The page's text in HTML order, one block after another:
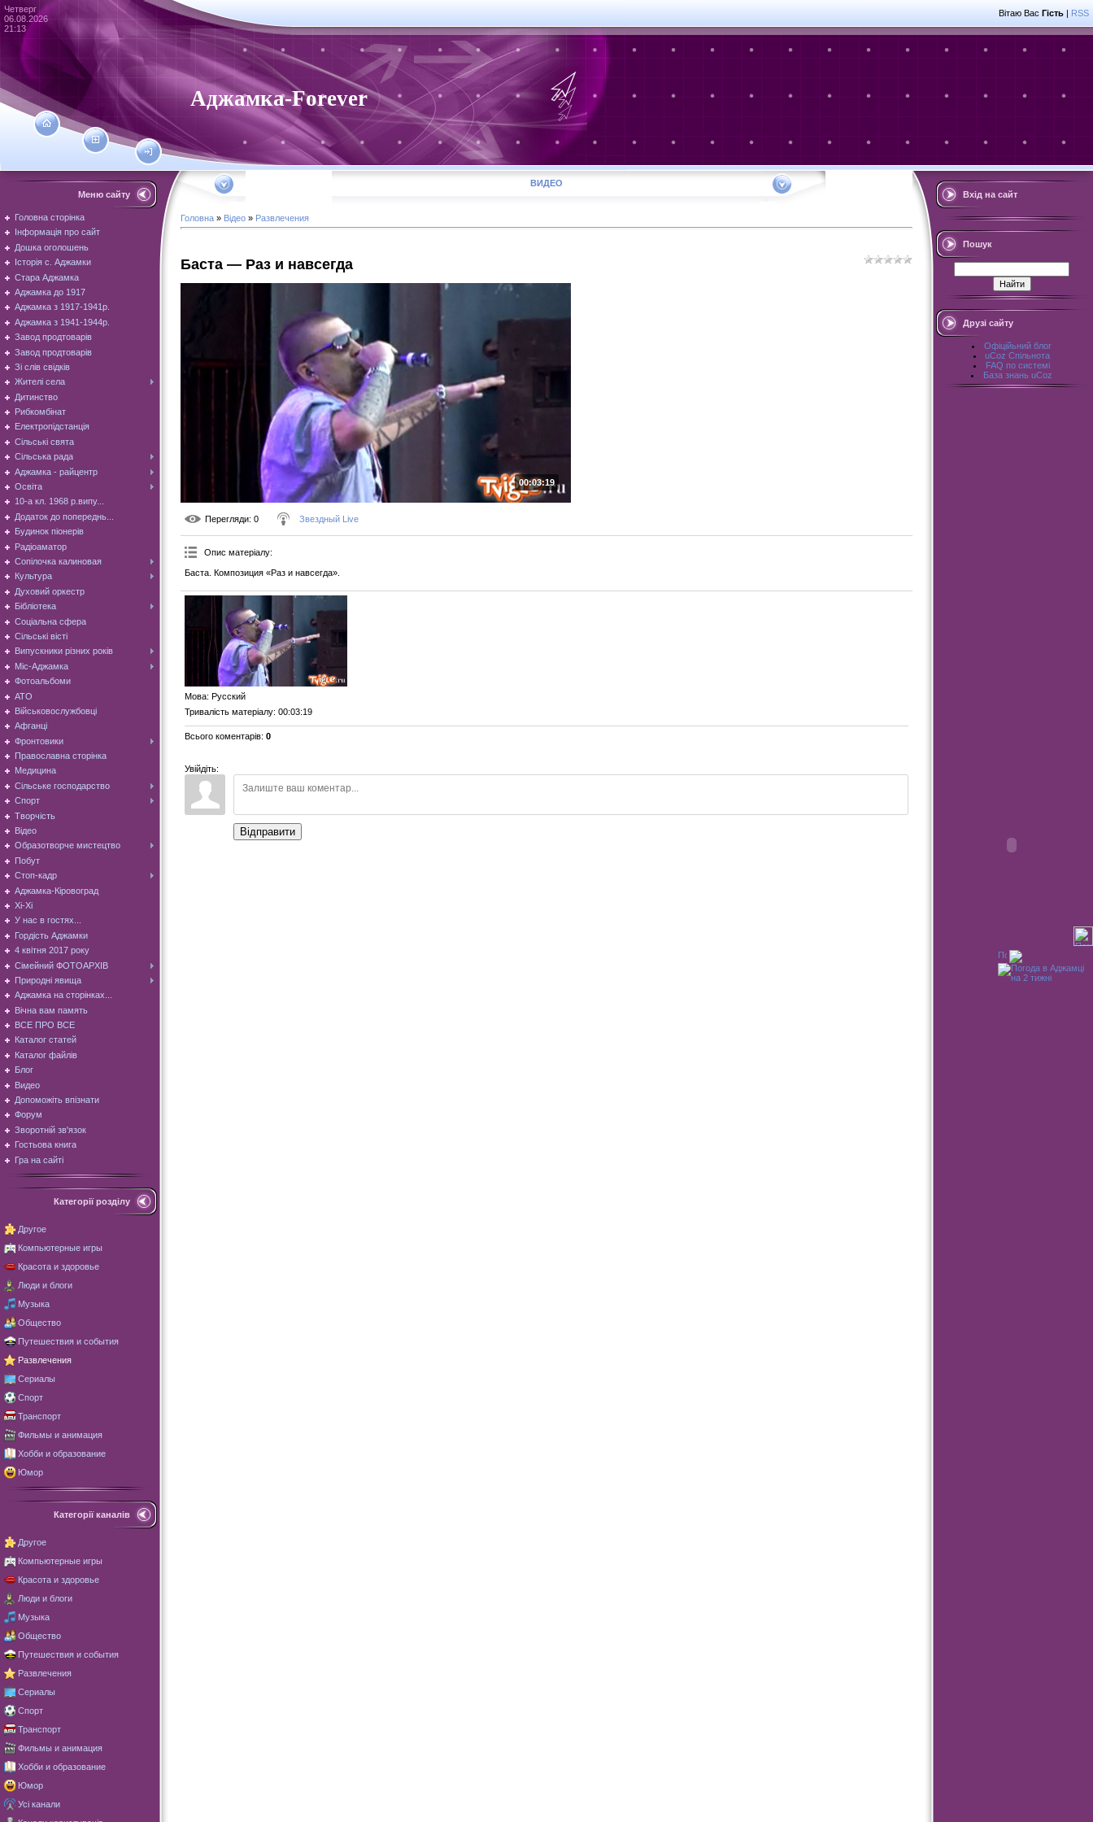
Четверг
06.08.2026
21:13
Вітаю Вас Гість | RSS
Аджамка-Forever
Меню сайту
Головна сторінка
Інформація про сайт
Дошка оголошень
Історія с. Аджамки
Стара Аджамка
Аджамка до 1917
Аджамка з 1917-1941р.
Аджамка з 1941-1944р.
Завод продтоварів
Завод продтоварів
Зі слів свідків
Жителі села
Дитинство
Рибкомбінат
Електропідстанція
Сільські свята
Сільська рада
Аджамка - райцентр
Освіта
10-а кл. 1968 р.випу...
Додаток до попереднь...
Будинок піонерів
Радіоаматор
Сопілочка калиновая
Культура
Духовий оркестр
Бібліотека
Соціальна сфера
Сільські вісті
Випускники різних років
Міс-Аджамка
Фотоальбоми
АТО
Військовослужбовці
Афганці
Фронтовики
Православна сторінка
Медицина
Сільське господарство
Спорт
Творчість
Відео
Образотворче мистецтво
Побут
Стоп-кадр
Аджамка-Кіровоград
Хі-Хі
У нас в гостях...
Гордість Аджамки
4 квітня 2017 року
Сімейний ФОТОАРХІВ
Природні явища
Аджамка на сторінках...
Вічна вам память
ВСЕ ПРО ВСЕ
Каталог статей
Каталог файлів
Блог
Видео
Допоможіть впізнати
Форум
Зворотній зв'язок
Гостьова книга
Гра на сайті
Категорії розділу
Другое
Компьютерные игры
Красота и здоровье
Люди и блоги
Музыка
Общество
Путешествия и события
Развлечения
Сериалы
Спорт
Транспорт
Фильмы и анимация
Хобби и образование
Юмор
Категорії каналів
Другое
Компьютерные игры
Красота и здоровье
Люди и блоги
Музыка
Общество
Путешествия и события
Развлечения
Сериалы
Спорт
Транспорт
Фильмы и анимация
Хобби и образование
Юмор
Усі канали
ВИДЕО
Головна » Відео » Развлечения
Баста — Раз и навсегда
00:03:19
Перегляди: 0 Звездный Live
Опис матеріалу:
Баста. Композиция «Раз и навсегда».
Мова: Русский
Тривалість матеріалу: 00:03:19
Всього коментарів: 0
Увійдіть:
Відправити
Вхід на сайт
Пошук
Друзі сайту
Офіційьний блог
uCoz Спільнота
FAQ по системі
База знань uCoz